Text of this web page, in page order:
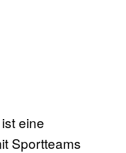
eine
Sportteams